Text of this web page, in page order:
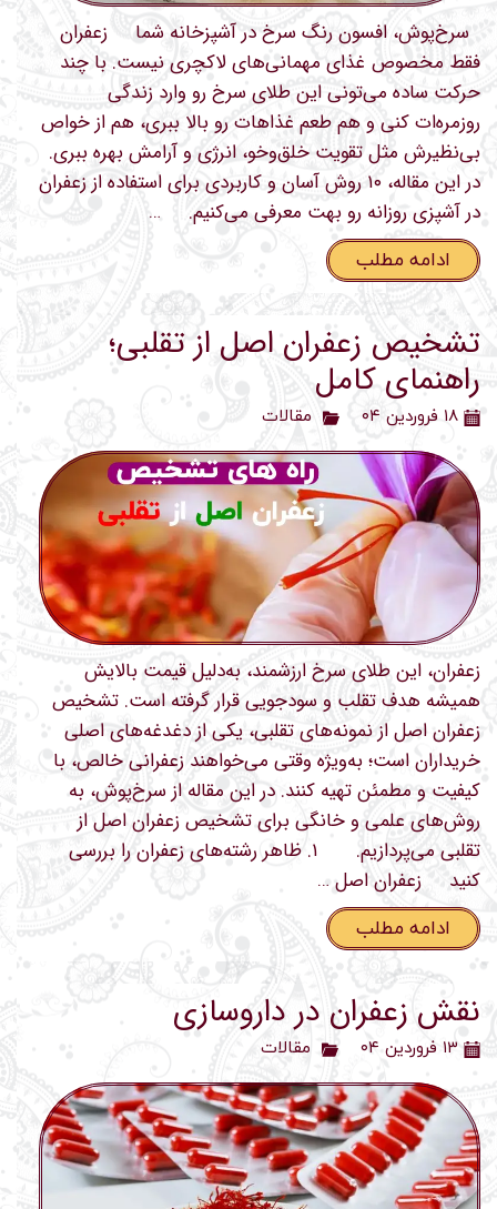
سرخ‌پوش، افسون رنگ سرخ در آشپزخانه شما زعفران
فقط مخصوص غذای مهمانی‌های لاکچری نیست. با چند
حرکت ساده می‌تونی این طلای سرخ رو وارد زندگی
روزمره‌ات کنی و هم طعم غذاهات رو بالا ببری، هم از خواص
بی‌نظیرش مثل تقویت خلق‌وخو، انرژی و آرامش بهره ببری.
در این مقاله، ۱۰ روش آسان و کاربردی برای استفاده از زعفران
در آشپزی روزانه رو بهت معرفی می‌کنیم. …
ادامه مطلب
تشخیص زعفران اصل از تقلبی؛
راهنمای کامل
۱۸ فروردین ۰۴ مقالات
زعفران، این طلای سرخ ارزشمند، به‌دلیل قیمت بالایش
همیشه هدف تقلب و سودجویی قرار گرفته است. تشخیص
زعفران اصل از نمونه‌های تقلبی، یکی از دغدغه‌های اصلی
خریداران است؛ به‌ویژه وقتی می‌خواهند زعفرانی خالص، با
کیفیت و مطمئن تهیه کنند. در این مقاله از سرخ‌پوش، به
روش‌های علمی و خانگی برای تشخیص زعفران اصل از
تقلبی می‌پردازیم. ۱. ظاهر رشته‌های زعفران را بررسی
کنید زعفران اصل …
ادامه مطلب
نقش زعفران در داروسازی
۱۳ فروردین ۰۴ مقالات